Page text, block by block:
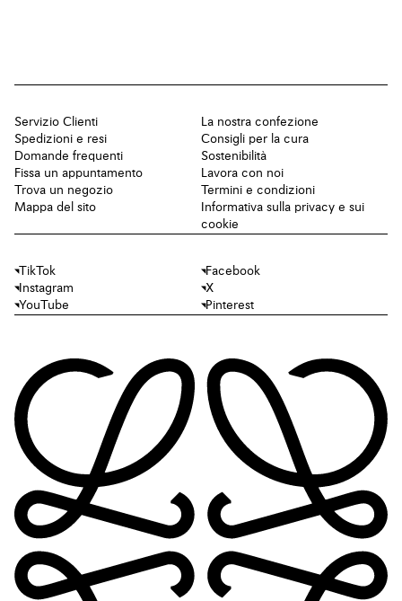
Servizio Clienti
Spedizioni e resi
Domande frequenti
Fissa un appuntamento
Trova un negozio
Mappa del sito
La nostra confezione
Consigli per la cura
Sostenibilità
Lavora con noi
Termini e condizioni
Informativa sulla privacy e sui
cookie
TikTok
Facebook
Instagram
X
YouTube
Pinterest